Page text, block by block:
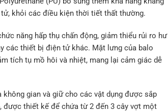
khỏi các điều kiện thời tiết thất thường.
năng hấp thụ chấn động, giảm thiểu rủi ro hư
các thiết bị điện tử khác. Mặt lưng của balo
tích tụ mồ hôi và nhiệt, mang lại cảm giác dễ
gian và giữ cho các vật dụng được sắp
được thiết kế để chứa từ 2 đến 3 cây vợt một